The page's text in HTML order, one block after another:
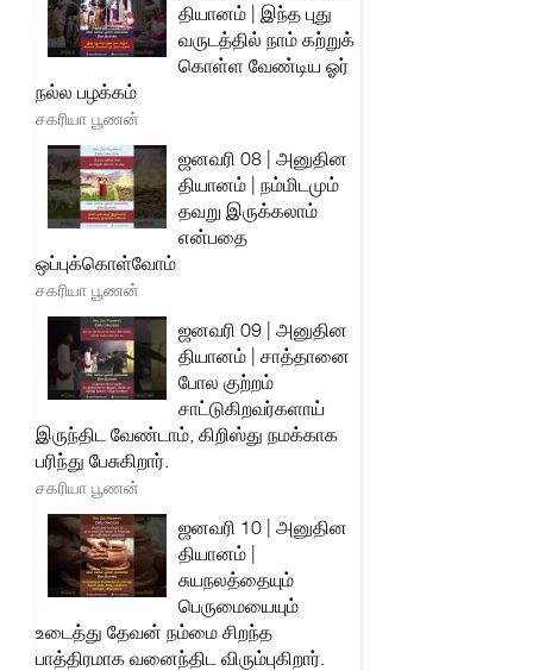
தியானம் | இந்த புது
வருடத்தில் நாம் கற்றுக்
கொள்ள வேண்டிய ஓர்
நல்ல பழக்கம்
சகரியா பூணன்
ஜனவரி 08 | அனுதின
தியானம் | நம்மிடமும்
தவறு இருக்கலாம்
என்பதை
ஒப்புக்கொள்வோம்
சகரியா பூணன்
ஜனவரி 09 | அனுதின
தியானம் | சாத்தானை
போல குற்றம்
சாட்டுகிறவர்களாய்
இருந்திட வேண்டாம், கிறிஸ்து நமக்காக
பரிந்து பேசுகிறார்.
சகரியா பூணன்
ஜனவரி 10 | அனுதின
தியானம் |
சுயநலத்தையும்
பெருமையையும்
உடைத்து தேவன் நம்மை சிறந்த
பாத்திரமாக வனைந்திட விரும்புகிறார்.